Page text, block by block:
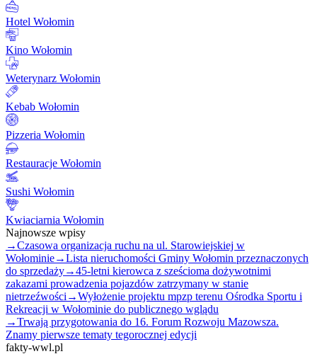
Hotel Wołomin
Kino Wołomin
Weterynarz Wołomin
Kebab Wołomin
Pizzeria Wołomin
Restauracje Wołomin
Sushi Wołomin
Kwiaciarnia Wołomin
Najnowsze wpisy
→Czasowa organizacja ruchu na ul. Starowiejskiej w
Wołominie→Lista nieruchomości Gminy Wołomin przeznaczonych
do sprzedaży→45-letni kierowca z sześcioma dożywotnimi
zakazami prowadzenia pojazdów zatrzymany w stanie
nietrzeźwości →Wyłożenie projektu mpzp terenu Ośrodka Sportu i
Rekreacji w Wołominie do publicznego wglądu
→Trwają przygotowania do 16. Forum Rozwoju Mazowsza.
Znamy pierwsze tematy tegorocznej edycji
fakty-wwl.pl